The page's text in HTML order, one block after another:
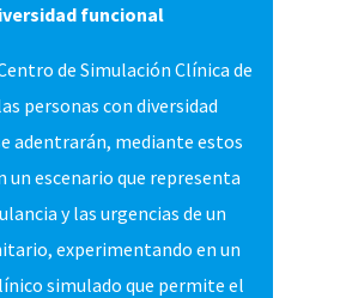
funcional
de Simulación Clínica de
personas con diversidad
adentrarán, mediante estos
un escenario que representa
y las urgencias de un
experimentando en un
simulado que permite el